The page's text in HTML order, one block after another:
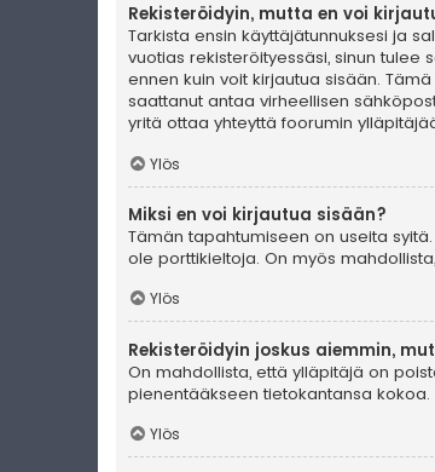
Rekisteröidyin, mutta en voi
Tarkista ensin käyttäjätunnuksesi ja
vuotias rekisteröityessäsi, sinun
ennen kuin voit kirjautua sisään.
saattanut antaa virheellisen
yritä ottaa yhteyttä foorumin
Ylös
Miksi en voi kirjautua sisään?
Tämän tapahtumiseen on useita
ole porttikieltoja. On myös
Ylös
Rekisteröidyin joskus aiemmin,
On mahdollista, että ylläpitäjä on
pienentääkseen tietokantansa
Ylös